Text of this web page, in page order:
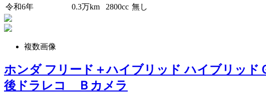
令和6年
0.3万km 2800cc 無し
複数画像
ホンダ フリード＋ハイブリッド ハイブリ
後ドラレコ Ｂカメラ